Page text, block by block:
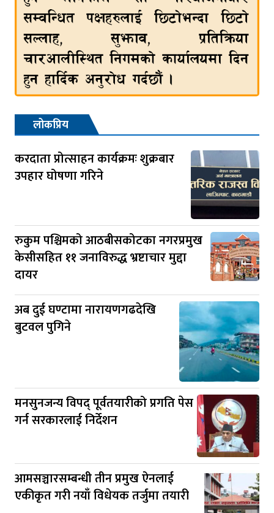
लोकप्रिय
करदाता प्रोत्साहन कार्यक्रमः शुक्रबार
उपहार घोषणा गरिने
रुकुम पश्चिमको आठबीसकोटका नगरप्रमुख
केसीसहित ११ जनाविरुद्ध भ्रष्टाचार मुद्दा
दायर
अब दुई घण्टामा नारायणगढदेखि
बुटवल पुगिने
मनसुनजन्य विपद् पूर्वतयारीको प्रगति पेस
गर्न सरकारलाई निर्देशन
आमसञ्चारसम्बन्धी तीन प्रमुख ऐनलाई
एकीकृत गरी नयाँ विधेयक तर्जुमा तयारी